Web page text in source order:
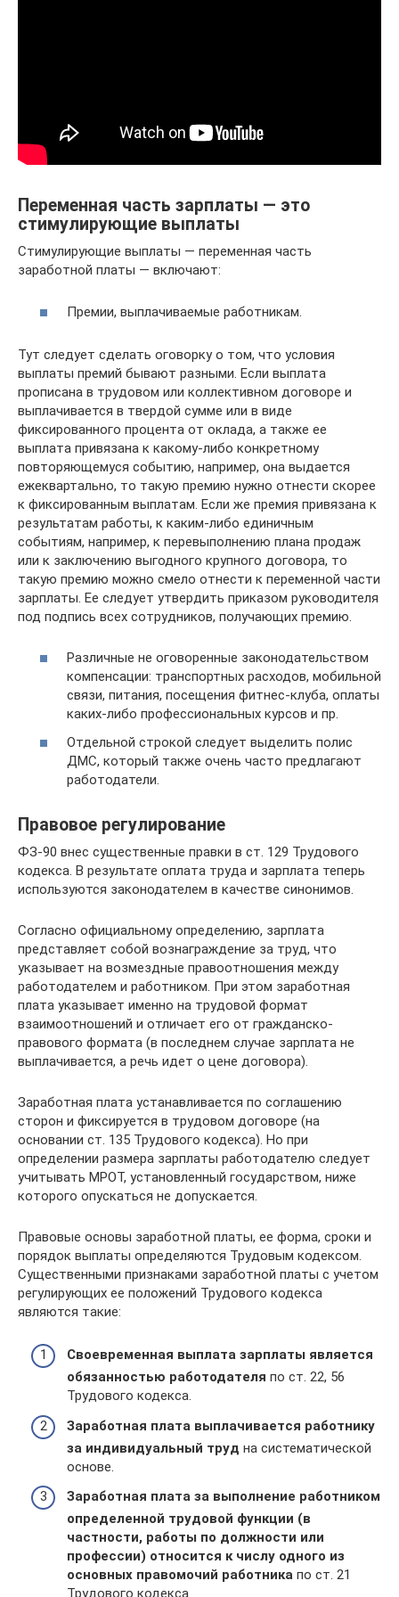
Переменная часть зарплаты — это
стимулирующие выплаты
Стимулирующие выплаты — переменная часть
заработной платы — включают:
Премии, выплачиваемые работникам.
Тут следует сделать оговорку о том, что условия
выплаты премий бывают разными. Если выплата
прописана в трудовом или коллективном договоре и
выплачивается в твердой сумме или в виде
фиксированного процента от оклада, а также ее
выплата привязана к какому-либо конкретному
повторяющемуся событию, например, она выдается
ежеквартально, то такую премию нужно отнести скорее
к фиксированным выплатам. Если же премия привязана к
результатам работы, к каким-либо единичным
событиям, например, к перевыполнению плана продаж
или к заключению выгодного крупного договора, то
такую премию можно смело отнести к переменной части
зарплаты. Ее следует утвердить приказом руководителя
под подпись всех сотрудников, получающих премию.
Различные не оговоренные законодательством
компенсации: транспортных расходов, мобильной
связи, питания, посещения фитнес-клуба, оплаты
каких-либо профессиональных курсов и пр.
Отдельной строкой следует выделить полис
ДМС, который также очень часто предлагают
работодатели.
Правовое регулирование
ФЗ-90 внес существенные правки в ст. 129 Трудового
кодекса. В результате оплата труда и зарплата теперь
используются законодателем в качестве синонимов.
Согласно официальному определению, зарплата
представляет собой вознаграждение за труд, что
указывает на возмездные правоотношения между
работодателем и работником. При этом заработная
плата указывает именно на трудовой формат
взаимоотношений и отличает его от гражданско-
правового формата (в последнем случае зарплата не
выплачивается, а речь идет о цене договора).
Заработная плата устанавливается по соглашению
сторон и фиксируется в трудовом договоре (на
основании ст. 135 Трудового кодекса). Но при
определении размера зарплаты работодателю следует
учитывать МРОТ, установленный государством, ниже
которого опускаться не допускается.
Правовые основы заработной платы, ее форма, сроки и
порядок выплаты определяются Трудовым кодексом.
Существенными признаками заработной платы с учетом
регулирующих ее положений Трудового кодекса
являются такие:
Своевременная выплата зарплаты является
обязанностью работодателя по ст. 22, 56
Трудового кодекса.
Заработная плата выплачивается работнику
за индивидуальный труд на систематической
основе.
Заработная плата за выполнение работником
определенной трудовой функции (в
частности, работы по должности или
профессии) относится к числу одного из
основных правомочий работника по ст. 21
Трудового кодекса.